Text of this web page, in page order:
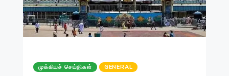
முக்கியச் செய்திகள் GENERAL